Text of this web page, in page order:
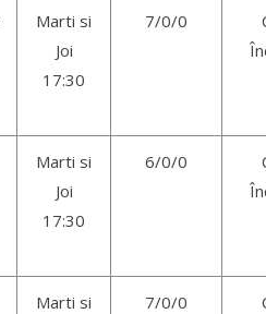
Marti si
Joi
17:30
7/0/0
Marti si
Joi
17:30
6/0/0
Marti si
7/0/0